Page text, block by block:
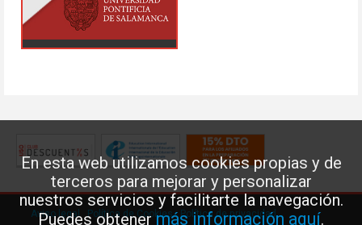
En esta web utilizamos cookies propias y de
terceros para mejorar y personalizar
nuestros servicios y facilitarte la navegación.
Puedes obtenermás información aquí.
Aviso legal·Política de Cookies·Política de privacidad